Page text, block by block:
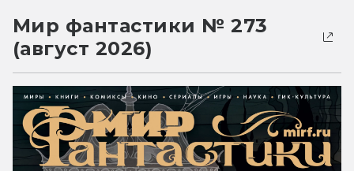
Мир фантастики № 273
(август 2026)